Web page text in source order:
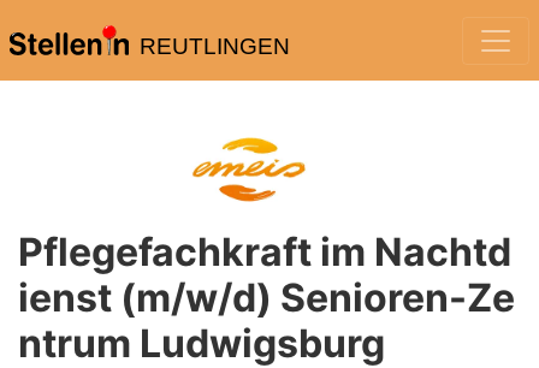
REUTLINGEN
Pflegefachkraft im Nachtd
ienst (m/w/d) Senioren-Ze
ntrum Ludwigsburg